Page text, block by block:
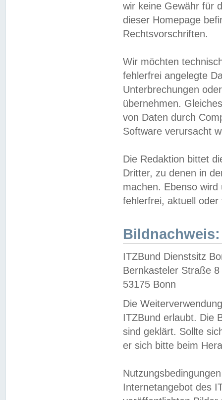
wir keine Gewähr für
dieser Homepage
Rechtsvorschriften.
Wir möchten
fehlerfrei angelegte
Unterbrechungen
übernehmen.
von Daten durch
Software verursacht
Die Redaktion bittet
Dritter, zu denen in
machen. Ebenso
fehlerfrei, aktuell oder
Bildnachweis:
ITZBund Dienstsitz
Bernkasteler Straße 8
53175 Bonn
Die
ITZBund erlaubt. Die
sind geklärt. Sollte
er sich bitte beim
Internetangebot des